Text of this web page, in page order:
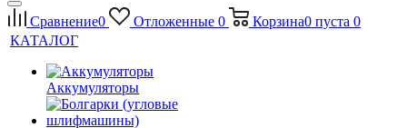
Сравнение0 Отложенные 0 Корзина0 пуста 0
КАТАЛОГ
Аккумуляторы